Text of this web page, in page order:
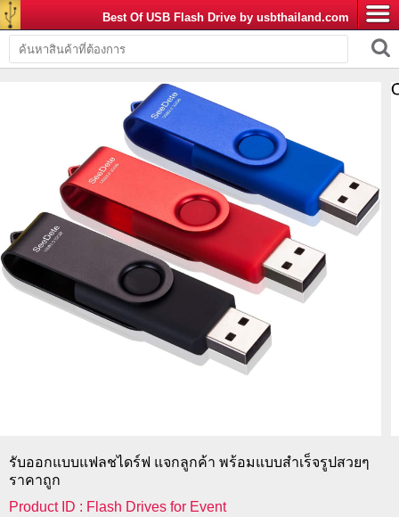
Best Of USB Flash Drive by usbthailand.com
รับออกแบบแฟลชไดร์ฟ แจกลูกค้า พร้อมแบบสำเร็จรูปสวยๆ
ราคาถูก
Product ID : Flash Drives for Event